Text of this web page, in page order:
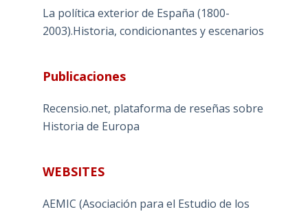
La política exterior de España (1800-
2003).Historia, condicionantes y escenarios
Publicaciones
Recensio.net, plataforma de reseñas sobre
Historia de Europa
WEBSITES
AEMIC (Asociación para el Estudio de los